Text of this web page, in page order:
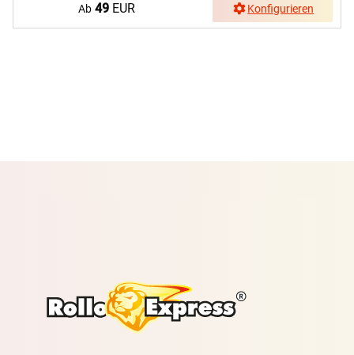
Ab 49 EUR Konfigurieren